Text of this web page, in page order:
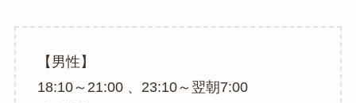
【男性】
18:10～21:00 、23:10～翌朝7:00